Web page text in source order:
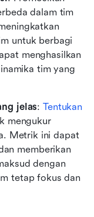
dalam tim
untuk berbagi
menghasilkan
tim yang
jelas: Tentukan
mengukur
Metrik ini dapat
memberikan
dengan
tetap fokus dan